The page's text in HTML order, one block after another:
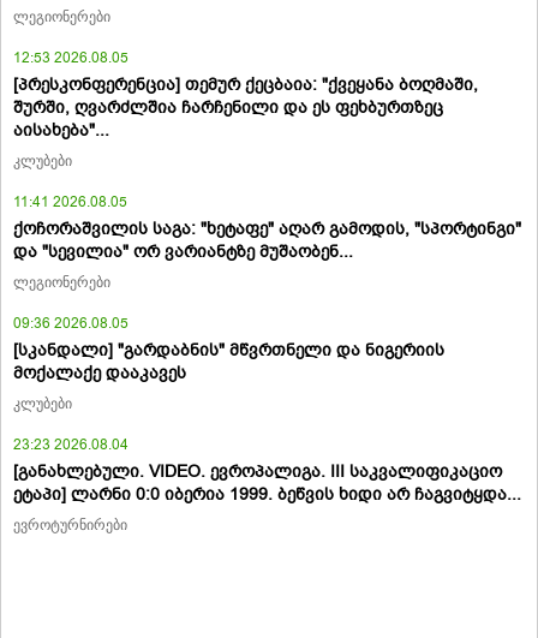
ლეგიონერები
12:53 2026.08.05
[პრესკონფერენცია] თემურ ქეცბაია: "ქვეყანა ბოღმაში,
შურში, ღვარძლშია ჩარჩენილი და ეს ფეხბურთზეც
აისახება"...
კლუბები
11:41 2026.08.05
ქოჩორაშვილის საგა: "ხეტაფე" აღარ გამოდის, "სპორტინგი"
და "სევილია" ორ ვარიანტზე მუშაობენ...
ლეგიონერები
09:36 2026.08.05
[სკანდალი] "გარდაბნის" მწვრთნელი და ნიგერიის
მოქალაქე დააკავეს
კლუბები
23:23 2026.08.04
[განახლებული. VIDEO. ევროპალიგა. III საკვალიფიკაციო
ეტაპი] ლარნი 0:0 იბერია 1999. ბეწვის ხიდი არ ჩაგვიტყდა...
ევროტურნირები